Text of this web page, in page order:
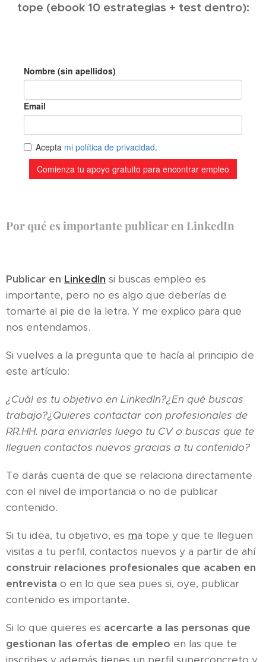
tope (ebook 10 estrategias + test dentro):
Por qué es importante publicar en LinkedIn
Publicar en LinkedIn si buscas empleo es
importante, pero no es algo que deberías de
tomarte al pie de la letra. Y me explico para que
nos entendamos.
Si vuelves a la pregunta que te hacía al principio de
este artículo:
¿Cuál es tu objetivo en LinkedIn?¿En qué buscas
trabajo?¿Quieres contactar con profesionales de
RR.HH. para enviarles luego tu CV o buscas que te
lleguen contactos nuevos gracias a tu contenido?
Te darás cuenta de que se relaciona directamente
con el nivel de importancia o no de publicar
contenido.
Si tu idea, tu objetivo, es ma tope y que te lleguen
visitas a tu perfil, contactos nuevos y a partir de ahí
construir relaciones profesionales que acaben en
entrevista o en lo que sea pues si, oye, publicar
contenido es importante.
Si lo que quieres es acercarte a las personas que
gestionan las ofertas de empleo en las que te